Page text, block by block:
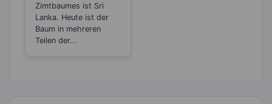
Zimtbaumes ist Sri
Lanka. Heute ist der
Baum in mehreren
Teilen der...